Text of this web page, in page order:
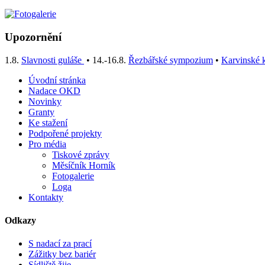
Upozornění
1.8. Slavnosti guláše • 14.-16.8. Řezbářské sympozium • Karvinské
Úvodní stránka
Nadace OKD
Novinky
Granty
Ke stažení
Podpořené projekty
Pro média
Tiskové zprávy
Měsíčník Horník
Fotogalerie
Loga
Kontakty
Odkazy
S nadací za prací
Zážitky bez bariér